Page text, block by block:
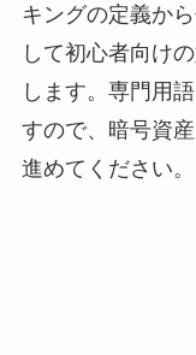
キングの定義か
して初心者向け
します。専門用
すので、暗号資
進めてください。